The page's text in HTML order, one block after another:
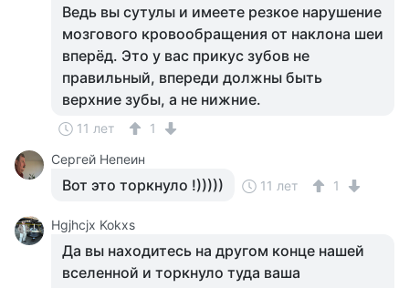
Ведь вы сутулы и имеете резкое нарушение
мозгового кровообращения от наклона шеи
вперёд. Это у вас прикус зубов не
правильный, впереди должны быть
верхние зубы, а не нижние.
11 лет
1
Сергей Непеин
Вот это торкнуло !))))) 11 лет 1
Hgjhcjx Kokxs
Да вы находитесь на другом конце нашей
вселенной и торкнуло туда ваша